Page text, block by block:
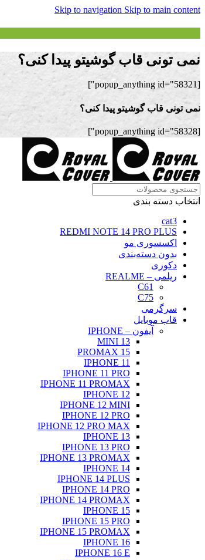
Skip to navigation Skip to main content
نمی تونی قاب گوشیتو پیدا کنی؟
[popup_anything id="58321"]
نمی تونی قاب گوشیتو پیدا کنی؟
[popup_anything id="58328"]
انتخاب دسته بندی
cat3
REDMI NOTE 14 PRO PLUS
اکسسوری مو
بدون دسته‌بندی
دکوری
ریلمی – REALME
C61
C75
سرگرمی
قاب موبایل
آیفون – IPHONE
13 MINI
15 PROMAX
IPHONE 11
IPHONE 11 PRO
IPHONE 11 PROMAX
IPHONE 12
IPHONE 12 MINI
IPHONE 12 PRO
IPHONE 12 PRO MAX
IPHONE 13
IPHONE 13 PRO
IPHONE 13 PROMAX
IPHONE 14
IPHONE 14 PLUS
IPHONE 14 PRO
IPHONE 14 PROMAX
IPHONE 15
IPHONE 15 PRO
IPHONE 15 PROMAX
IPHONE 16
IPHONE 16 E